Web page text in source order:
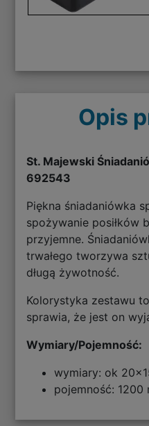
Opis
St. Majewski
692543
Piękna śniadaniówka
spożywanie posiłków
przyjemne.
trwałego tworzywa
długą żywotność.
Kolorystyka zestawu
sprawia, że jest on
Wymiary/Pojemność:
wymiary: ok
pojemność: 1200